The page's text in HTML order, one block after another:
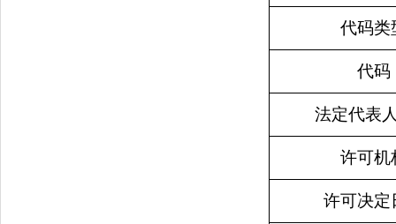
代码类
代码
法定代表
许可机
许可决定